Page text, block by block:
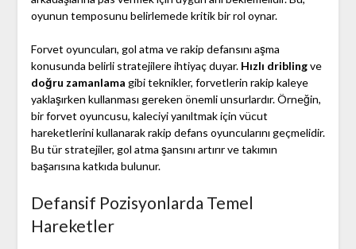
oyunun temposunu belirlemede kritik bir rol oynar.
Forvet oyuncuları, gol atma ve rakip defansını aşma
konusunda belirli stratejilere ihtiyaç duyar. Hızlı driblingve
doğru zamanlama gibi teknikler, forvetlerin rakip kaleye
yaklaşırken kullanması gereken önemli unsurlardır. Örneğin,
bir forvet oyuncusu, kaleciyi yanıltmak için vücut
hareketlerini kullanarak rakip defans oyuncularını geçmelidir.
Bu tür stratejiler, gol atma şansını artırır ve takımın
başarısına katkıda bulunur.
Defansif Pozisyonlarda Temel
Hareketler